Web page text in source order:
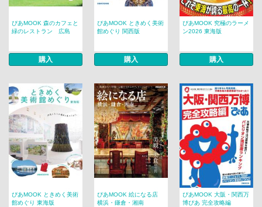
ぴあMOOK 森のカフェと
緑のレストラン 広島
購入
ぴあMOOK ときめく美術
館めぐり 関西版
購入
ぴあMOOK 究極のラーメ
ン2026 東海版
購入
ぴあMOOK ときめく美術
館めぐり 東海版
ぴあMOOK 絵になる店
横浜・鎌倉・湘南
ぴあMOOK 大阪・関西万
博ぴあ 完全攻略編